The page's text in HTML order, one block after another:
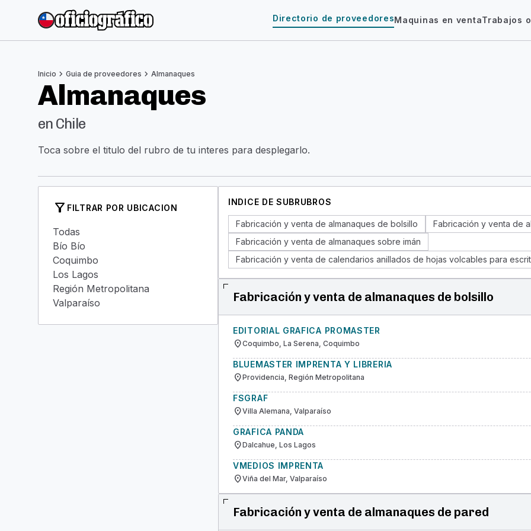
Directorio de proveedoresMaquinas en ventaTrabajos
Inicio chevron_right Guia de proveedores chevron_right Almanaques
Almanaques
en Chile
Toca sobre el titulo del rubro de tu interes para desplegarlo.
filter_alt FILTRAR POR UBICACION
Todas
Bío Bío
Coquimbo
Los Lagos
Región Metropolitana
Valparaíso
INDICE DE SUBRUBROS
Fabricación y venta de almanaques de bolsillo
Fabricación y venta de
Fabricación y venta de almanaques sobre imán
Fabricación y venta de calendarios anillados de hojas volcables para
Fabricación y venta de almanaques de bolsillo
EDITORIAL GRAFICA PROMASTER
location_onCoquimbo, La Serena, Coquimbo
BLUEMASTER IMPRENTA Y LIBRERIA
location_onProvidencia, Región Metropolitana
FSGRAF
location_onVilla Alemana, Valparaíso
GRAFICA PANDA
location_onDalcahue, Los Lagos
VMEDIOS IMPRENTA
location_onViña del Mar, Valparaíso
Fabricación y venta de almanaques de pared